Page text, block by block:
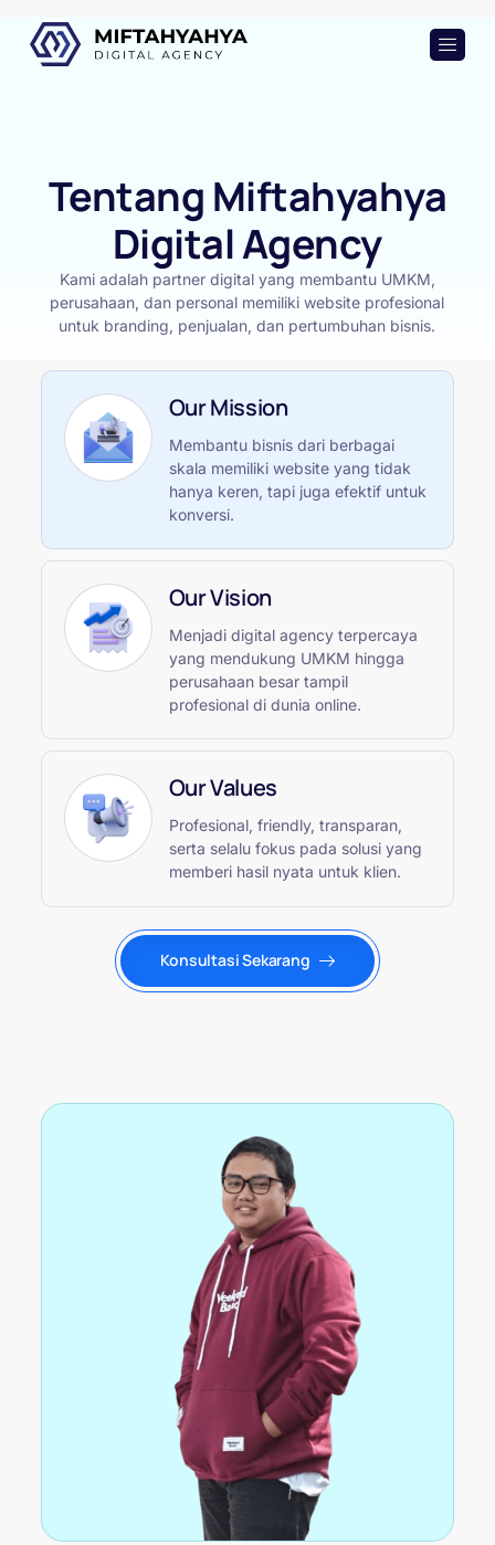
Tentang Miftahyahya
Digital Agency
Kami adalah partner digital yang membantu UMKM,
perusahaan, dan personal memiliki website profesional
untuk branding, penjualan, dan pertumbuhan bisnis.
Our Mission
Membantu bisnis dari berbagai
skala memiliki website yang tidak
hanya keren, tapi juga efektif untuk
konversi.
Our Vision
Menjadi digital agency terpercaya
yang mendukung UMKM hingga
perusahaan besar tampil
profesional di dunia online.
Our Values
Profesional, friendly, transparan,
serta selalu fokus pada solusi yang
memberi hasil nyata untuk klien.
Konsultasi Sekarang